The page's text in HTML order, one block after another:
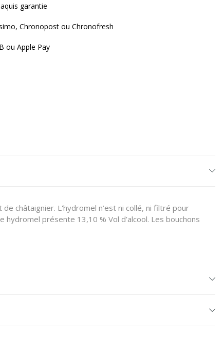
garantie
Chronopost ou Chronofresh
ou Apple Pay
châtaignier. L'hydromel n’est ni collé, ni filtré pour
présente 13,10 % Vol d’alcool. Les bouchons